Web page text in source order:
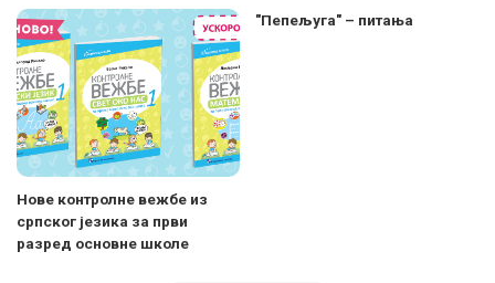
Нове контролне вежбе из
српског језика за први
разред основне школе
"Пепељуга" – питања